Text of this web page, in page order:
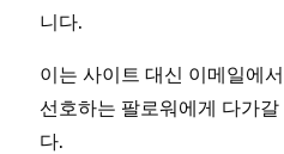
니다.
이는 사이트 대신 이메일에
선호하는 팔로워에게 다가
다.